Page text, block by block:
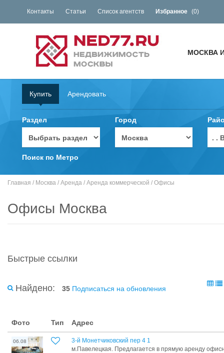
Контакты Статьи Список агентств Избранное (0)
МОСКВА
Купить Арендовать
Раздел Город
. .
Поиск по Метро
Главная / Москва / Аренда / Аренда коммерческой / Офисы
Офисы Москва
Быстрые ссылки
Найдено: 35 Подписаться на обновления
Фото Тип Адрес
06.08
3-й Монетчиковский пер 4 1
м.Павелецкая. Предлагается в прямую аренду